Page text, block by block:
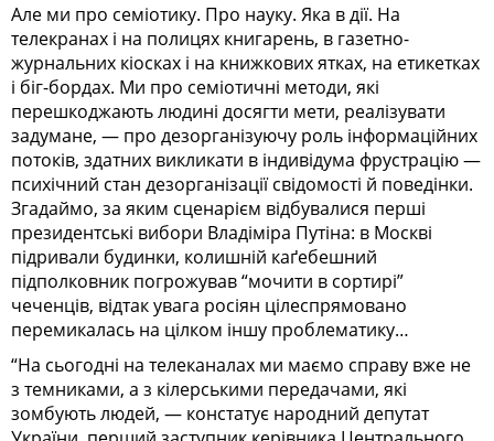
Але ми про семіотику. Про науку. Яка в дії. На
телекранах і на полицях книгарень, в газетно-
журнальних кіосках і на книжкових ятках, на етикетках
і біг-бордах. Ми про семіотичні методи, які
перешкоджають людині досягти мети, реалізувати
задумане, — про дезорганізуючу роль інформаційних
потоків, здатних викликати в індивідума фрустрацію —
психічний стан дезорганізації свідомості й поведінки.
Згадаймо, за яким сценарієм відбувалися перші
президентські вибори Владіміра Путіна: в Москві
підривали будинки, колишній каґебешний
підполковник погрожував “мочити в сортирі”
чеченців, відтак увага росіян цілеспрямовано
перемикалась на цілком іншу проблематику…
“На сьогодні на телеканалах ми маємо справу вже не
з темниками, а з кілерськими передачами, які
зомбують людей, — констатує народний депутат